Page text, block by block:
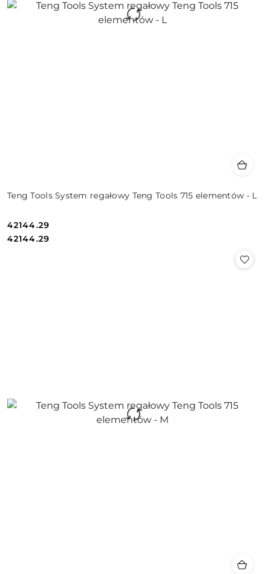
Teng Tools System regałowy Teng Tools 715 elementów - L
Cena:
42144.29
Cena:
42144.29